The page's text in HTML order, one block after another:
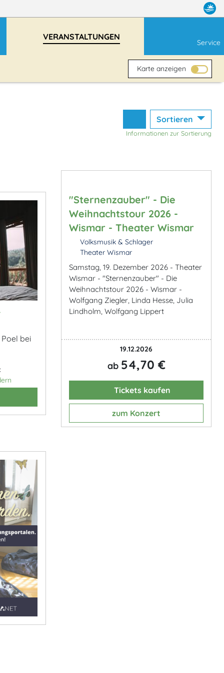
VERANSTALTUNGEN
Service
Karte anzeigen
Sortieren
Informationen zur Sortierung
bei
"Sternenzauber" - Die
Weihnachtstour 2026 -
Wismar - Theater Wismar
Volksmusik & Schlager
Theater Wismar
Samstag, 19. Dezember 2026 - Theater
Wismar - "Sternenzauber" - Die
Weihnachtstour 2026 - Wismar -
Wolfgang Ziegler, Linda Hesse, Julia
Lindholm, Wolfgang Lippert
19.12.2026
ab 54,70 €
Tickets kaufen
zum Konzert